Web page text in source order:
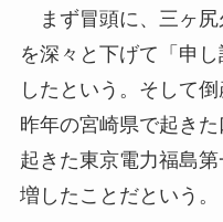
まず冒頭に、三ヶ尻
を深々と下げて「申
したという。そして
昨年の宮崎県で起き
起きた東京電力福島
増したことだという。